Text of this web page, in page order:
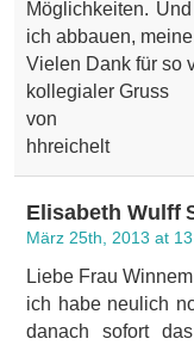
Möglichkeiten.
ich abbauen,
Vielen Dank für so
kollegialer Gruss
von
hhreichelt
Elisabeth Wulff
März 25th, 2013 at
Liebe Frau
ich habe neulich
danach sofort